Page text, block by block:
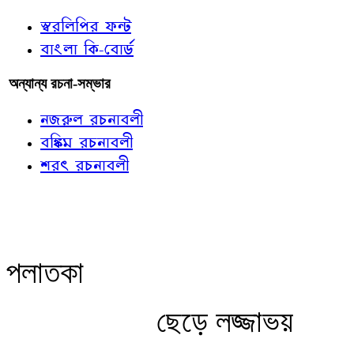
স্বরলিপির ফন্ট
বাংলা কি-বোর্ড
অন্যান্য রচনা-সম্ভার
নজরুল রচনাবলী
বঙ্কিম রচনাবলী
শরৎ রচনাবলী
পলাতকা
ছেড়ে লজ্জাভয়